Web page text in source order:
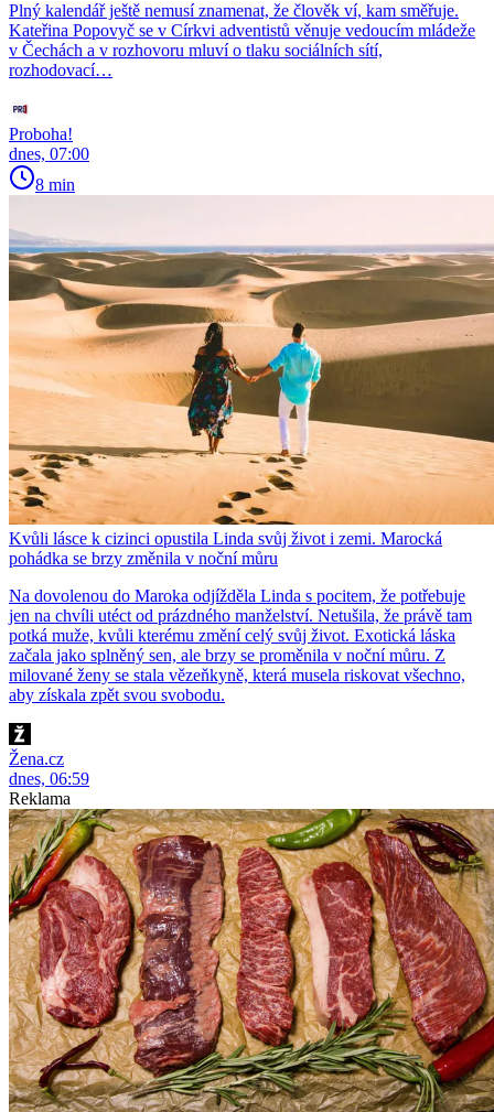
Plný kalendář ještě nemusí znamenat, že člověk ví, kam směřuje.
Kateřina Popovyč se v Církvi adventistů věnuje vedoucím mládeže
v Čechách a v rozhovoru mluví o tlaku sociálních sítí,
rozhodovací…
Proboha!
dnes, 07:00
8 min
Kvůli lásce k cizinci opustila Linda svůj život i zemi. Marocká
pohádka se brzy změnila v noční můru
Na dovolenou do Maroka odjížděla Linda s pocitem, že potřebuje
jen na chvíli utéct od prázdného manželství. Netušila, že právě tam
potká muže, kvůli kterému změní celý svůj život. Exotická láska
začala jako splněný sen, ale brzy se proměnila v noční můru. Z
milované ženy se stala vězeňkyně, která musela riskovat všechno,
aby získala zpět svou svobodu.
Žena.cz
dnes, 06:59
Reklama